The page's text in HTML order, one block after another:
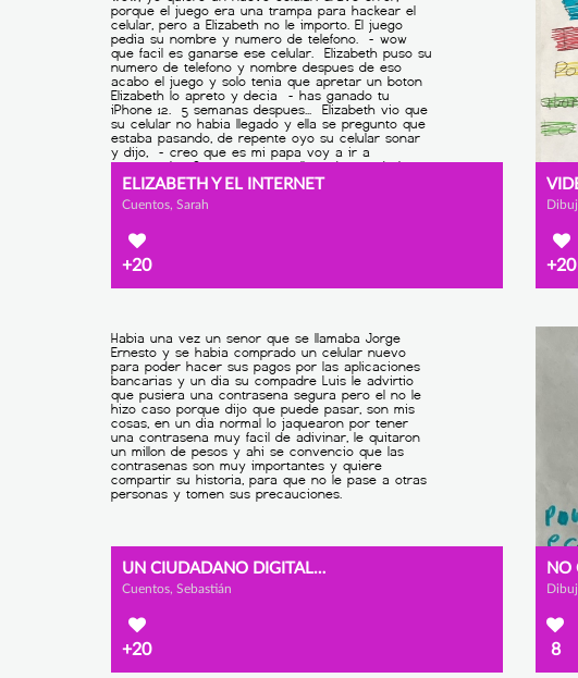
ELIZABETH Y EL INTERNET
Cuentos, Sarah
+20 +20
UN CIUDADANO DIGITAL…
Cuentos, Sebastián
+20
NO
8